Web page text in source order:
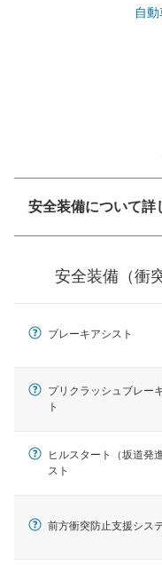
一般的な
自
安全装備について詳
ーキアシスト
見えにくい場
テムなどが
車線のはみ
プアシストな
車間距離制御
安全な車間
ブ・クルー
運転・駐車支援
駐車をスム
グ・アシス
安全装備（衝
ブレーキアシスト
プリクラッシュブレー
ト
ヒルスタート（坂道発
スト
前方衝突防止支援シス